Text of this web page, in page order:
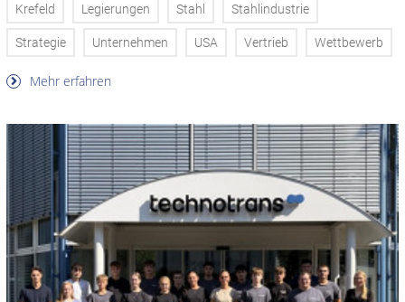
Krefeld Legierungen Stahl Stahlindustrie
Strategie Unternehmen USA Vertrieb Wettbewerb
Mehr erfahren